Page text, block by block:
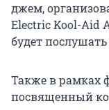
джем,
Electric Kool-Aid
будет
Также в рамках
посвященный